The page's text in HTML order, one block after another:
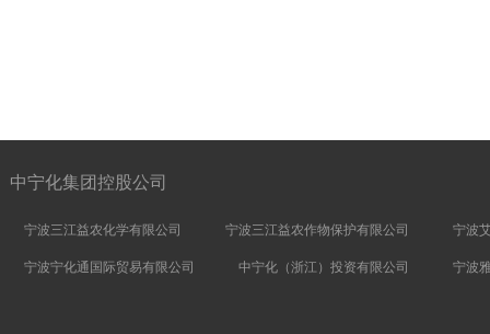
中宁化集团控股公司
宁波三江益农化学有限公司 宁波三江益农作物保护有限公司 宁波
宁波宁化通国际贸易有限公司 中宁化（浙江）投资有限公司 宁波